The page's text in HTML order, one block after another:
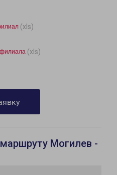
(xls)
(xls)
Могилев -